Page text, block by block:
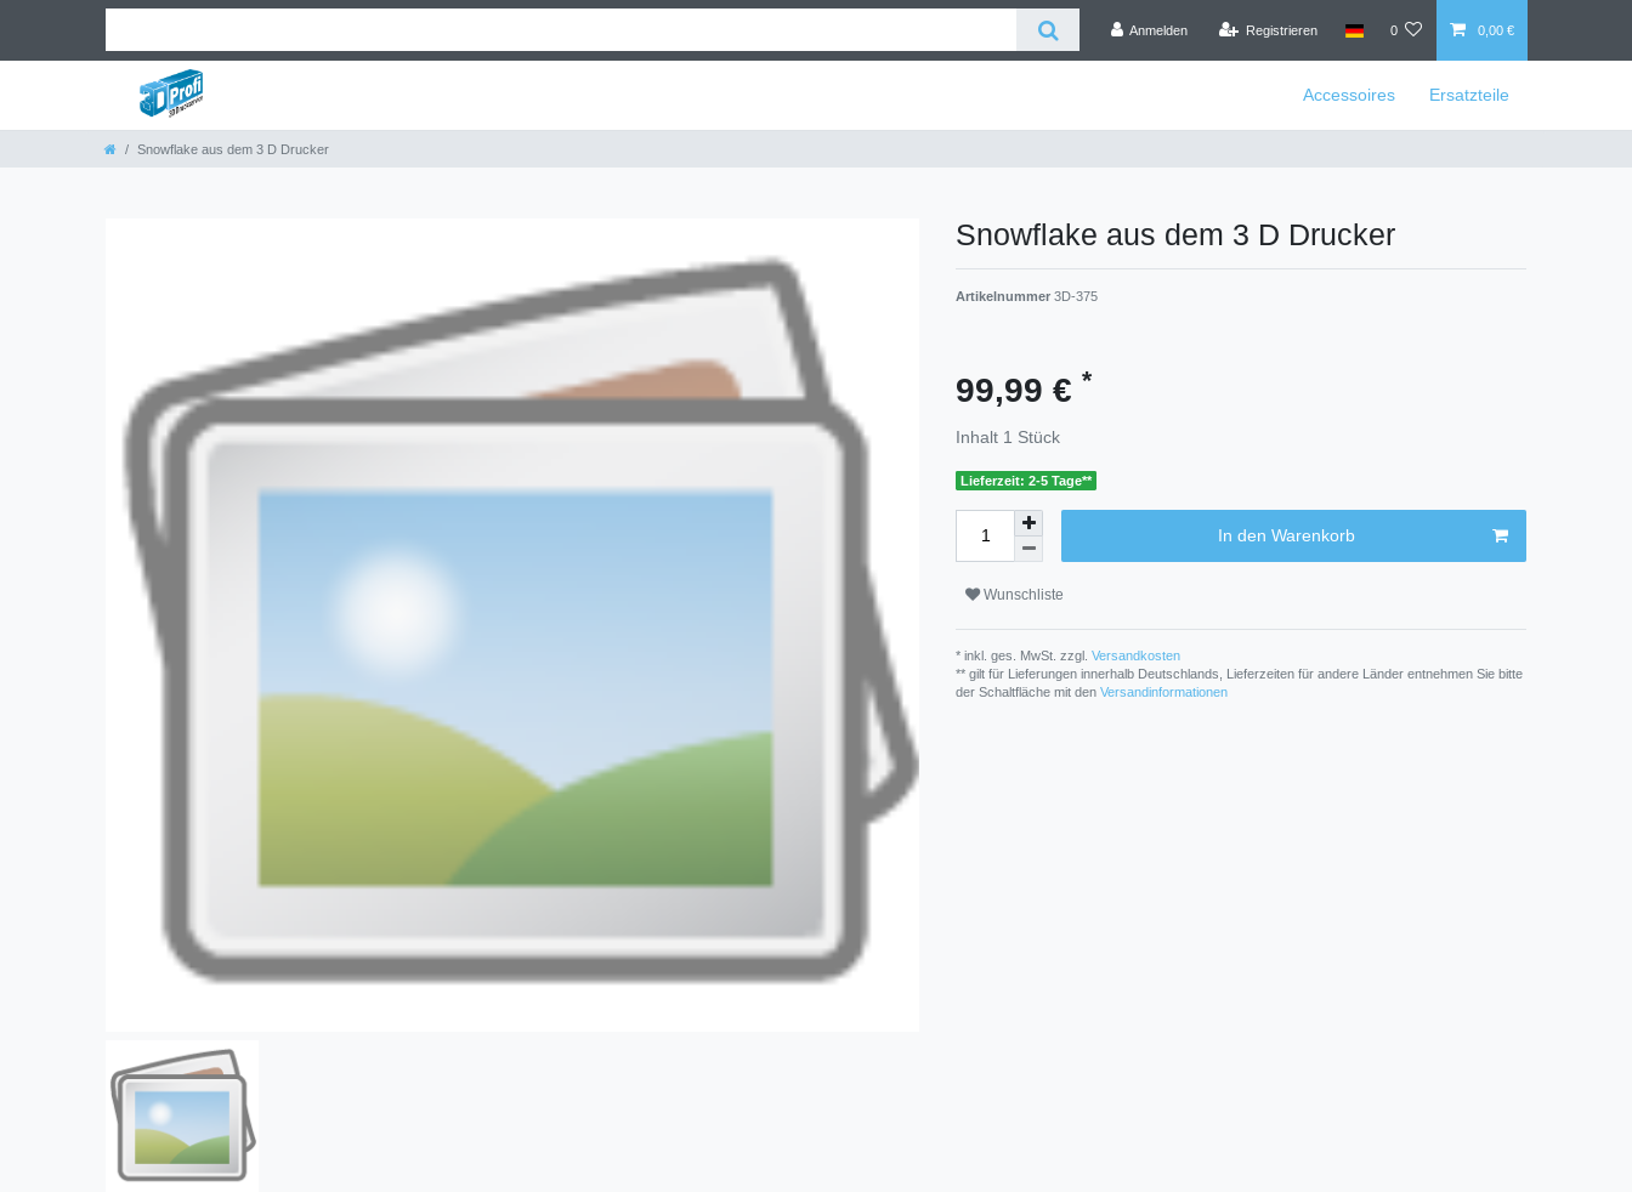
Anmelden Registrieren 0 0,00 €
Accessoires Ersatzteile
Snowflake aus dem 3 D Drucker
Snowflake aus dem 3 D Drucker
Artikelnummer 3D-375
99,99 € *
Inhalt 1 Stück
Lieferzeit: 2-5 Tage**
In den Warenkorb
Wunschliste
* inkl. ges. MwSt. zzgl. Versandkosten
** gilt für Lieferungen innerhalb Deutschlands, Lieferzeiten für andere Länder entnehmen Sie bitte
der Schaltfläche mit den Versandinformationen